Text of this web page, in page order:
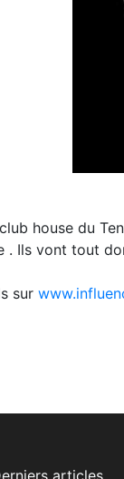
club house du
. Ils vont tout
sur